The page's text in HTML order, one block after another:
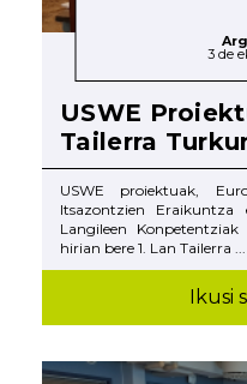
3 de
USWE
Tailerra
USWE proiektuak,
Itsazontzien Eraikuntza
Langileen
hirian bere 1. Lan Tailerra ...
Ikusi